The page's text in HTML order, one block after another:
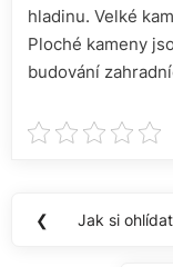
hladinu. Velké
Ploché kameny
budování
Navigace
❮
Previous
Jak si